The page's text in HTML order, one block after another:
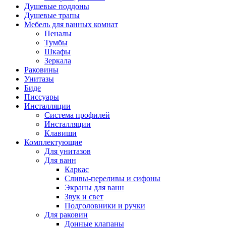
Душевые поддоны
Душевые трапы
Мебель для ванных комнат
Пеналы
Тумбы
Шкафы
Зеркала
Раковины
Унитазы
Биде
Писсуары
Инсталляции
Система профилей
Инсталляции
Клавиши
Комплектующие
Для унитазов
Для ванн
Каркас
Сливы-переливы и сифоны
Экраны для ванн
Звук и свет
Подголовники и ручки
Для раковин
Донные клапаны